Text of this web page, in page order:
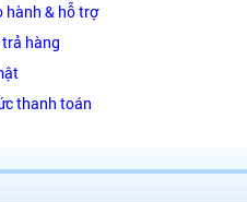
hành & hỗ trợ
hàng
thanh toán